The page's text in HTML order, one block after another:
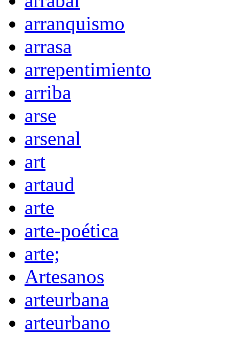
arranquismo
arrasa
arrepentimiento
arriba
arse
arsenal
art
artaud
arte
arte-poética
arte;
Artesanos
arteurbana
arteurbano